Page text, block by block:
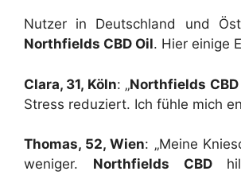
Nutzer in Deutschland und
Northfields CBD Oil. Hier einige
Clara, 31, Köln: „Northfields CBD
Stress reduziert. Ich fühle mich
Thomas, 52, Wien: „Meine
weniger. Northfields CBD